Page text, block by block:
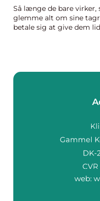
Så længe de bare virker,
glemme alt om sine
betale sig at give dem
web: